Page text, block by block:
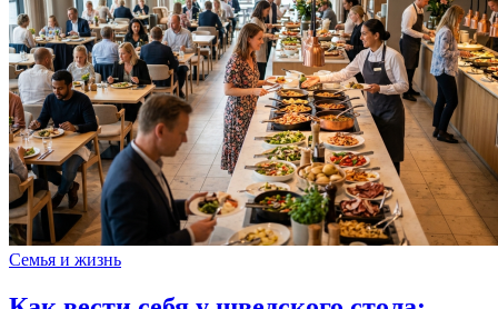
Семья и жизнь